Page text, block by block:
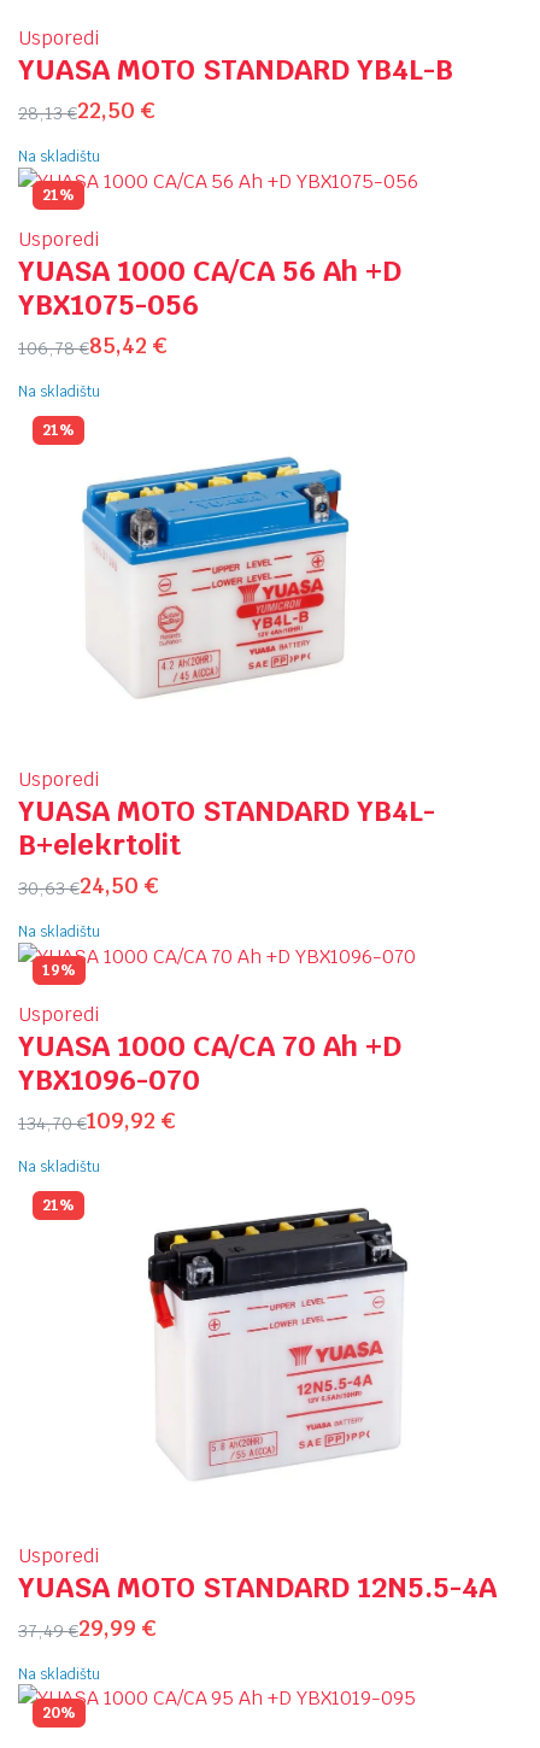
Usporedi
YUASA MOTO STANDARD YB4L-B
28,13€22,50 €
Na skladištu
21%
Usporedi
YUASA 1000 CA/CA 56 Ah +D
YBX1075-056
106,78€85,42 €
Na skladištu
21%
Usporedi
YUASA MOTO STANDARD YB4L-
B+elekrtolit
30,63€24,50 €
Na skladištu
19%
Usporedi
YUASA 1000 CA/CA 70 Ah +D
YBX1096-070
134,70€109,92 €
Na skladištu
21%
Usporedi
YUASA MOTO STANDARD 12N5.5-4A
37,49€29,99 €
Na skladištu
20%